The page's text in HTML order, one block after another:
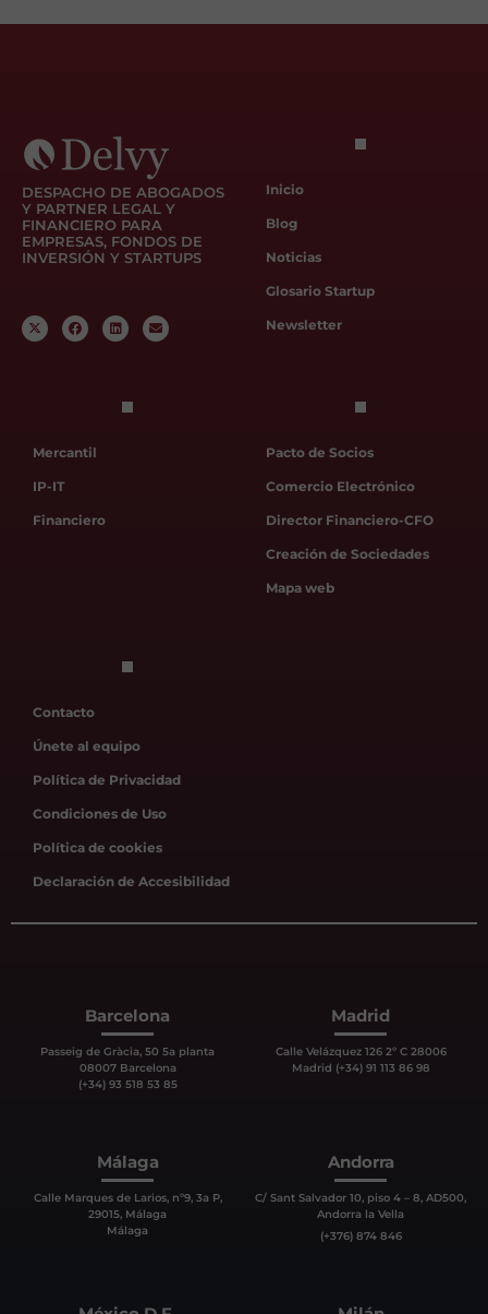
DESPACHO DE ABOGADOS
Y PARTNER LEGAL Y
FINANCIERO PARA
EMPRESAS, FONDOS DE
INVERSIÓN Y STARTUPS
Inicio
Blog
Noticias
Glosario Startup
Newsletter
Mercantil
IP-IT
Financiero
Pacto de Socios
Comercio Electrónico
Director Financiero-CFO
Creación de Sociedades
Mapa web
Contacto
Únete al equipo
Política de Privacidad
Condiciones de Uso
Política de cookies
Declaración de Accesibilidad
Barcelona
Passeig de Gràcia, 50 5a planta
08007 Barcelona
(+34) 93 518 53 85
Madrid
Calle Velázquez 126 2º C 28006
Madrid (+34) 91 113 86 98
Málaga
Calle Marques de Larios, nº9, 3a P,
29015, Málaga
Málaga
Andorra
C/ Sant Salvador 10, piso 4 – 8, AD500,
Andorra la Vella
(+376) 874 846